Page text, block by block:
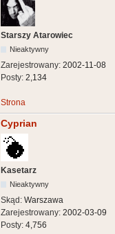
Starszy Atarowiec
Nieaktywny
Zarejestrowany: 2002-11-08
Posty: 2,134
Strona
Cyprian
Kasetarz
Nieaktywny
Skąd: Warszawa
Zarejestrowany: 2002-03-09
Posty: 4,756